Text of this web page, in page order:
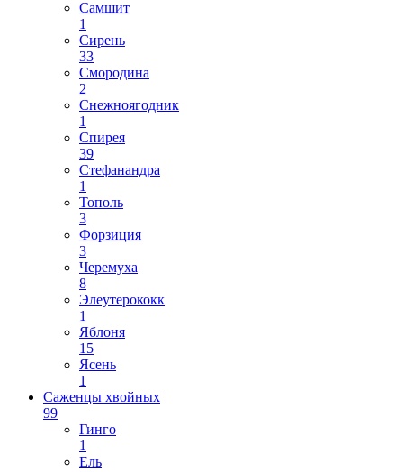
Самшит
1
Сирень
33
Смородина
2
Снежноягодник
1
Спирея
39
Стефанандра
1
Тополь
3
Форзиция
3
Черемуха
8
Элеутерококк
1
Яблоня
15
Ясень
1
Саженцы хвойных
99
Гинго
1
Ель